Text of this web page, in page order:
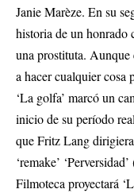
Janie Marèze. En su
historia de un honrado
una prostituta. Aunque
a hacer cualquier cosa
‘La golfa’ marcó un
inicio de su período
que Fritz Lang
‘remake’
Filmoteca proyectará